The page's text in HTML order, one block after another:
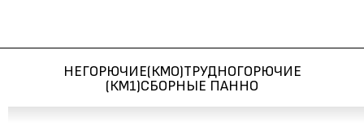
НЕГОРЮЧИЕ(КМО)ТРУДНОГОРЮЧИЕ
(КМ1)СБОРНЫЕ ПАННО